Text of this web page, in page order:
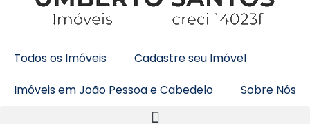
Todos os Imóveis
Cadastre seu Imóvel
Imóveis em João Pessoa e Cabedelo
Sobre Nós